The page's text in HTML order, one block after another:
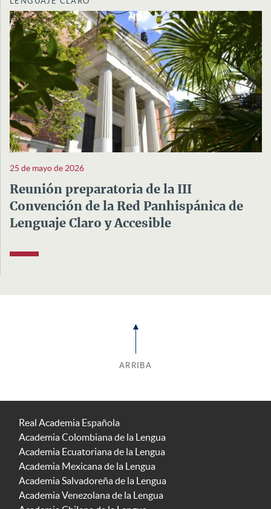
25 de mayo de 2026
Reunión preparatoria de la III
Convención de la Red Panhispánica de
Lenguaje Claro y Accesible
ARRIBA
Real Academia Española
Academia Colombiana de la Lengua
Academia Ecuatoriana de la Lengua
Academia Mexicana de la Lengua
Academia Salvadoreña de la Lengua
Academia Venezolana de la Lengua